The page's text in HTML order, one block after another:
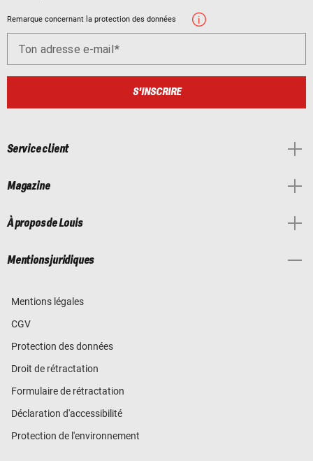
Remarque concernant la protection des données
Ton adresse e-mail
S'INSCRIRE
Service client
Magazine
À propos de Louis
Mentions juridiques
Mentions légales
CGV
Protection des données
Droit de rétractation
Formulaire de rétractation
Déclaration d'accessibilité
Protection de l'environnement